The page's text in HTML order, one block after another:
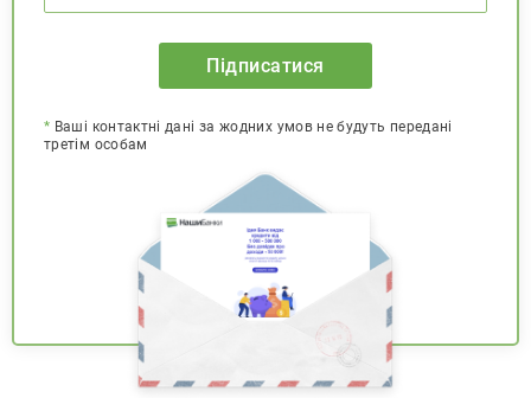
Підписатися
* Ваші контактні дані за жодних умов не будуть передані
третім особам